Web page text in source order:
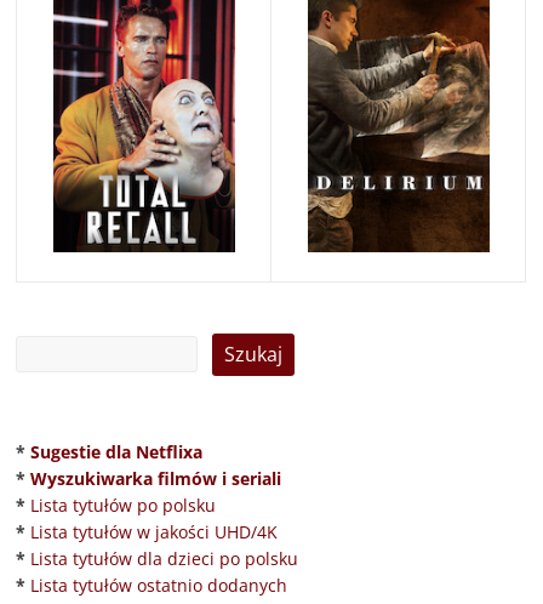
* Sugestie dla Netflixa
* Wyszukiwarka filmów i seriali
* Lista tytułów po polsku
* Lista tytułów w jakości UHD/4K
* Lista tytułów dla dzieci po polsku
* Lista tytułów ostatnio dodanych